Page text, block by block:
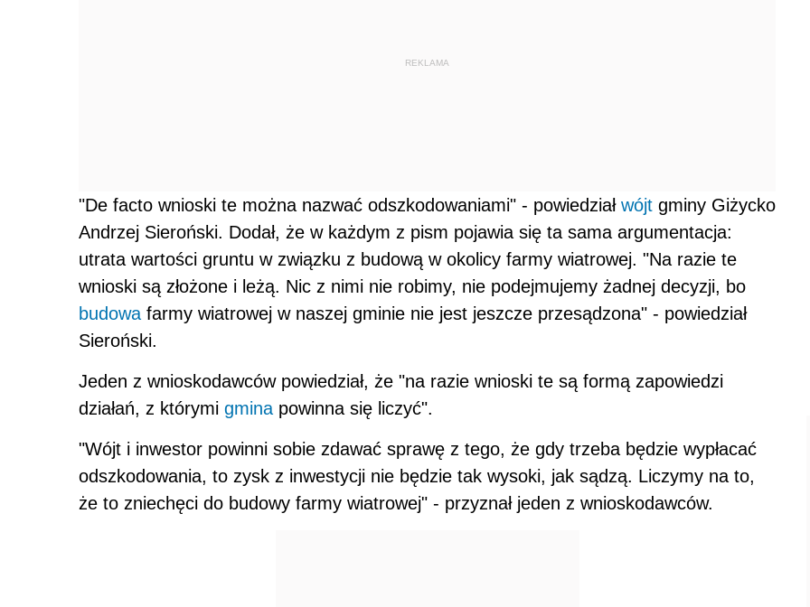
REKLAMA
"De facto wnioski te można nazwać odszkodowaniami" - powiedział wójt gminy Giżycko
Andrzej Sieroński. Dodał, że w każdym z pism pojawia się ta sama argumentacja:
utrata wartości gruntu w związku z budową w okolicy farmy wiatrowej. "Na razie te
wnioski są złożone i leżą. Nic z nimi nie robimy, nie podejmujemy żadnej decyzji, bo
budowa farmy wiatrowej w naszej gminie nie jest jeszcze przesądzona" - powiedział
Sieroński.
Jeden z wnioskodawców powiedział, że "na razie wnioski te są formą zapowiedzi
działań, z którymi gmina powinna się liczyć".
"Wójt i inwestor powinni sobie zdawać sprawę z tego, że gdy trzeba będzie wypłacać
odszkodowania, to zysk z inwestycji nie będzie tak wysoki, jak sądzą. Liczymy na to,
że to zniechęci do budowy farmy wiatrowej" - przyznał jeden z wnioskodawców.